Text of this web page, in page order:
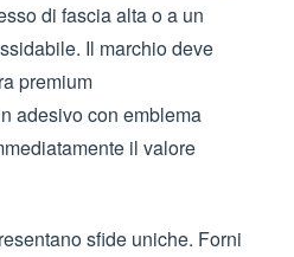
di fascia alta o a un
Il marchio deve
premium
adesivo con emblema
il valore
sfide uniche. Forni